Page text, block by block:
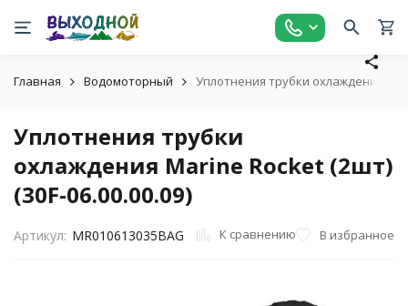
Главная Водомоторный Уплотнения трубки охлаждения
Уплотнения трубки
охлаждения Marine Rocket (2шт)
(30F-06.00.00.09)
Артикул: MR010613035BAG К сравнению В избранное